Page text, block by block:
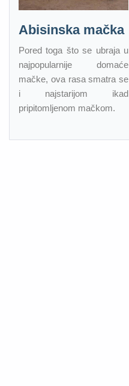
Abisinska mačka
Pored toga što se ubraja u
najpopularnije domaće
mačke, ova rasa smatra se
i najstarijom ikad
pripitomljenom mačkom.